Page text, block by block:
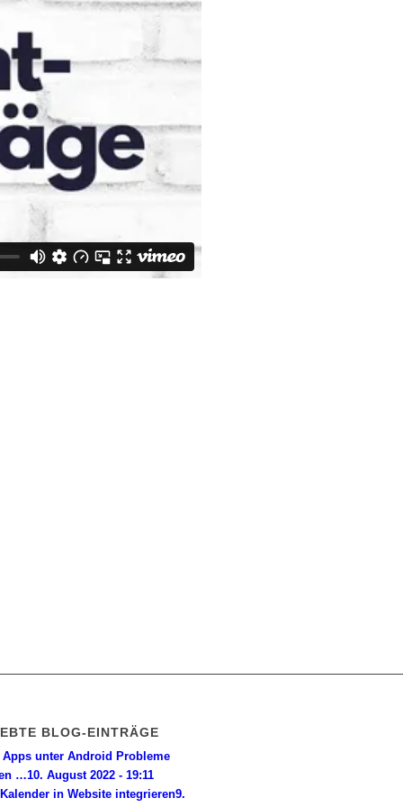
BLOG-EINTRÄGE
Apps unter Android Probleme
…10. August 2022 - 19:11
Kalender in Website integrieren9.